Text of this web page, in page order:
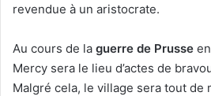
revendue à un aristocrate.
Au cours de la guerre de Prusse
Mercy sera le lieu d’actes de
Malgré cela, le village sera tout de